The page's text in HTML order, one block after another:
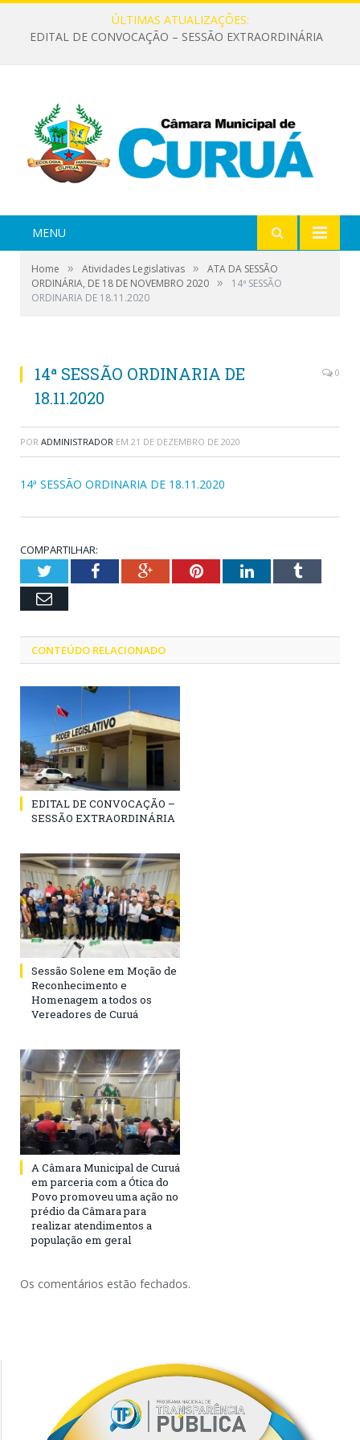
ÚLTIMAS ATUALIZAÇÕES:
EDITAL DE CONVOCAÇÃO – SESSÃO EXTRAORDINÁRIA
MENU
Home » Atividades Legislativas »
ATA DA SESSÃO
ORDINÁRIA, DE 18 DE NOVEMBRO 2020 »
14ª SESSÃO
ORDINARIA DE 18.11.2020
14ª SESSÃO ORDINARIA DE
18.11.2020
0
POR ADMINISTRADOR EM 21 DE DEZEMBRO DE 2020
14ª SESSÃO ORDINARIA DE 18.11.2020
COMPARTILHAR:
TwitterFacebookGoogle+PinterestLinkedInTumblr
Email
CONTEÚDO RELACIONADO
EDITAL DE CONVOCAÇÃO –
SESSÃO EXTRAORDINÁRIA
Sessão Solene em Moção de
Reconhecimento e
Homenagem a todos os
Vereadores de Curuá
A Câmara Municipal de Curuá
em parceria com a Ótica do
Povo promoveu uma ação no
prédio da Câmara para
realizar atendimentos a
população em geral
Os comentários estão fechados.